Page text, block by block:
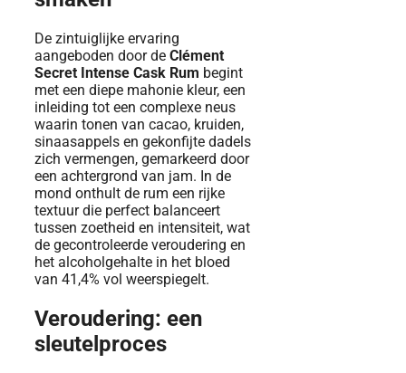
De zintuiglijke ervaring
aangeboden door de Clément
Secret Intense Cask Rum begint
met een diepe mahonie kleur, een
inleiding tot een complexe neus
waarin tonen van cacao, kruiden,
sinaasappels en gekonfijte dadels
zich vermengen, gemarkeerd door
een achtergrond van jam. In de
mond onthult de rum een ​​rijke
textuur die perfect balanceert
tussen zoetheid en intensiteit, wat
de gecontroleerde veroudering en
het alcoholgehalte in het bloed
van 41,4% vol weerspiegelt.
Veroudering: een
sleutelproces